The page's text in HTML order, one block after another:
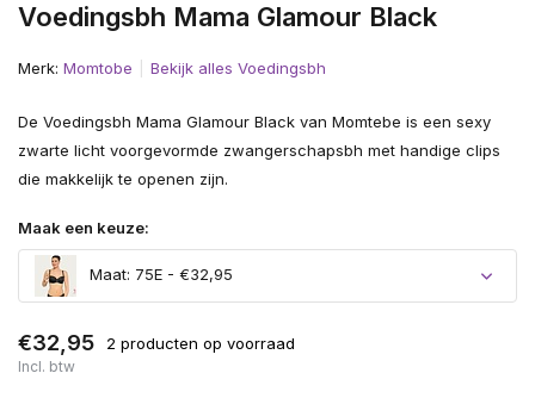
Voedingsbh Mama Glamour Black
Merk: Momtobe Bekijk alles Voedingsbh
De Voedingsbh Mama Glamour Black van Momtebe is een sexy
zwarte licht voorgevormde zwangerschapsbh met handige clips
die makkelijk te openen zijn.
Maak een keuze:
Maat: 75E - €32,95
€32,95 2 producten op voorraad
Incl. btw